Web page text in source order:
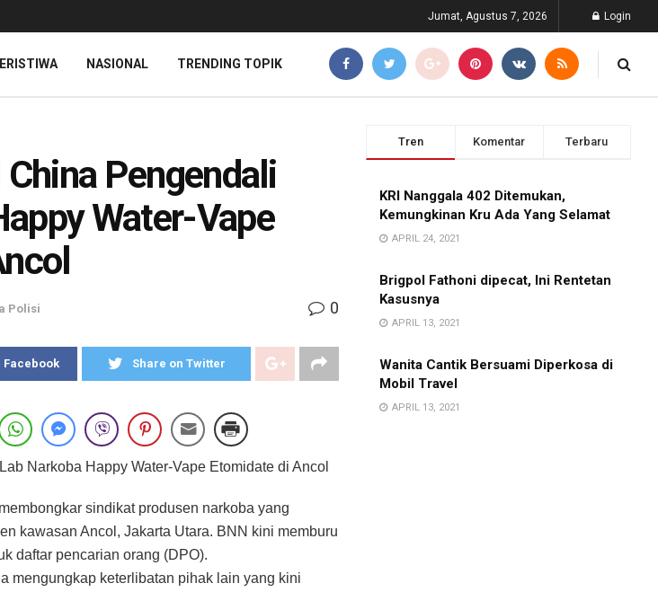
Jumat, Agustus 7, 2026 Login
NASIONAL TRENDING TOPIK
Pengendali
Water-Vape
Polisi 0
Facebook Share on Twitter
Narkoba Happy Water-Vape Etomidate di Ancol
sindikat produsen narkoba yang
kawasan Ancol, Jakarta Utara. BNN kini memburu
daftar pencarian orang (DPO).
mengungkap keterlibatan pihak lain yang kini
Tren Komentar Terbaru
KRI Nanggala 402 Ditemukan,
Kemungkinan Kru Ada Yang Selamat
APRIL 24, 2021
Brigpol Fathoni dipecat, Ini Rentetan
Kasusnya
APRIL 13, 2021
Wanita Cantik Bersuami Diperkosa di
Mobil Travel
APRIL 13, 2021